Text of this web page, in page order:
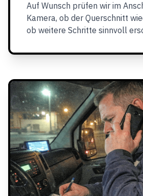
Auf Wunsch prüfen wir im
Kamera, ob der Querschnitt
ob weitere Schritte sinnvoll